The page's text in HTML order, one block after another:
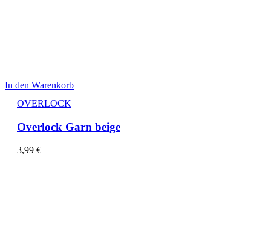
In den Warenkorb
OVERLOCK
Overlock Garn beige
3,99 €